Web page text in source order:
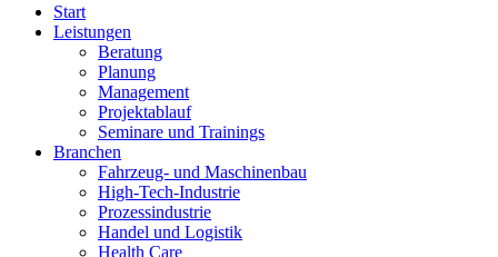
Start
Leistungen
Beratung
Planung
Management
Projektablauf
Seminare und Trainings
Branchen
Fahrzeug- und Maschinenbau
High-Tech-Industrie
Prozessindustrie
Handel und Logistik
Health Care